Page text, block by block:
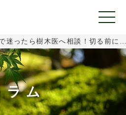
ら樹木医へ相談！切る前にできる診断と保全のベストアプローチ
ラム